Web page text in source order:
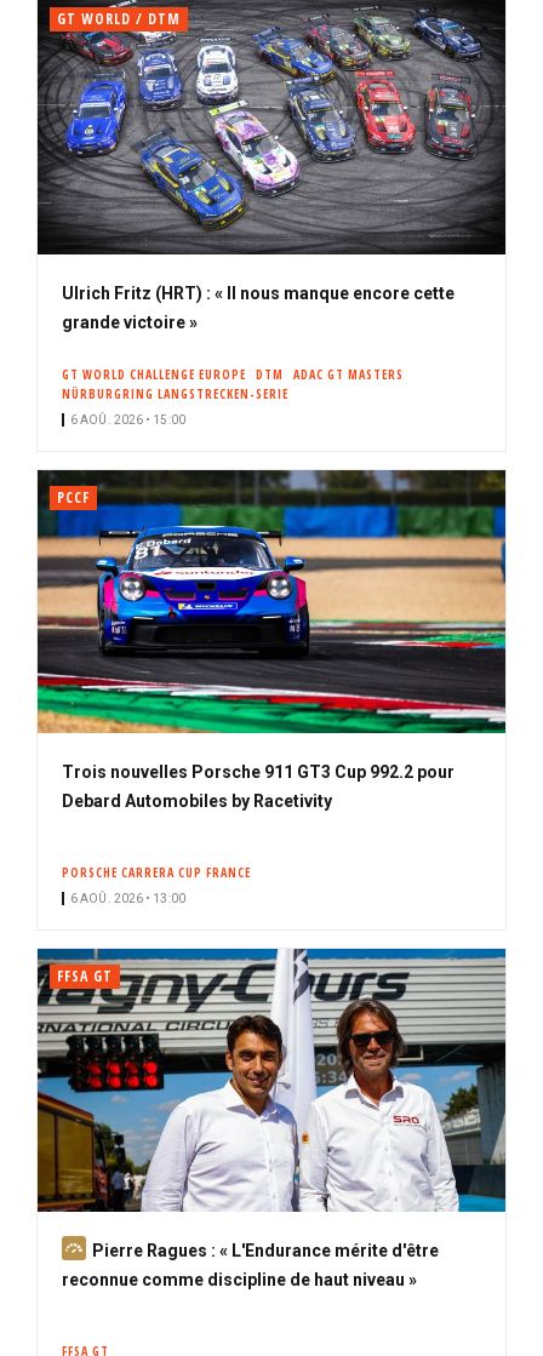
GT WORLD / DTM
Ulrich Fritz (HRT) : « Il nous manque encore cette
grande victoire »
GT WORLD CHALLENGE EUROPE DTM
ADAC GT MASTERS
NÜRBURGRING LANGSTRECKEN-SERIE
6 AOÛ. 2026 • 15:00
PCCF
Trois nouvelles Porsche 911 GT3 Cup 992.2 pour
Debard Automobiles by Racetivity
PORSCHE CARRERA CUP FRANCE
6 AOÛ. 2026 • 13:00
FFSA GT
A
b
Pierre Ragues : « L'Endurance mérite d'être
reconnue comme discipline de haut niveau »
FFSA GT